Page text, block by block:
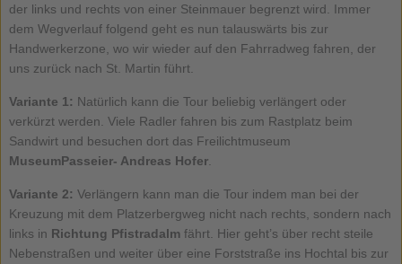
der links und rechts von einer Steinmauer begrenzt wird. Immer
dem Wegverlauf folgend geht es nun talauswärts bis zur
Handwerkerzone, wo wir wieder auf den Fahrradweg fahren, der
uns zurück nach St. Martin führt.
Variante 1: Natürlich kann die Tour beliebig verlängert oder
verkürzt werden. Viele Radler fahren bis zum Rastplatz beim
Sandwirt und besuchen dort das Freilichtmuseum
MuseumPasseier- Andreas Hofer.
Variante 2: Verlängern kann man die Tour indem man bei der
Kreuzung mit dem Platzerbergweg nicht nach rechts, sondern nach
links in Richtung Pfistradalmfährt. Hier geht’s über recht steile
Nebenstraßen und weiter über eine Forststraße ins Hochtal bis zur